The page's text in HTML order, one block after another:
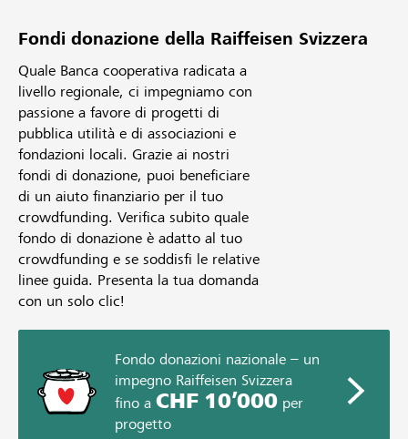
Fondi donazione della Raiffeisen Svizzera
Quale Banca cooperativa radicata a
livello regionale, ci impegniamo con
passione a favore di progetti di
pubblica utilità e di associazioni e
fondazioni locali. Grazie ai nostri
fondi di donazione, puoi beneficiare
di un aiuto finanziario per il tuo
crowdfunding. Verifica subito quale
fondo di donazione è adatto al tuo
crowdfunding e se soddisfi le relative
linee guida. Presenta la tua domanda
con un solo clic!
Fondo donazioni nazionale – un
impegno Raiffeisen Svizzera
fino a CHF 10’000per
progetto